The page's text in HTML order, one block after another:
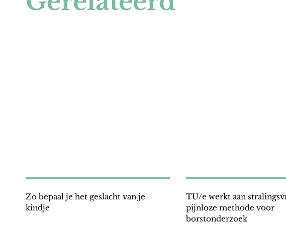
Zo bepaal je het geslacht van je
kindje
TU/e werkt aan
pijnloze methode voor
borstonderzoek